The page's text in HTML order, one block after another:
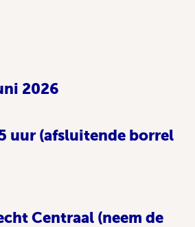
2026
uur (afsluitende borrel
Centraal (neem de